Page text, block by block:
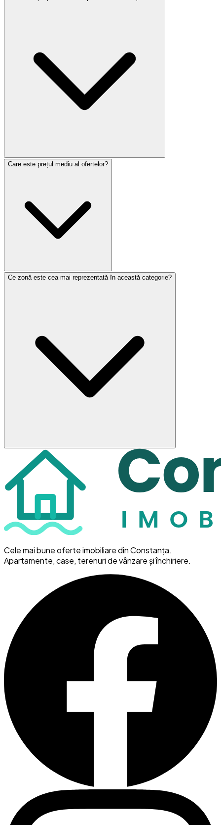
Care este prețul mediu al ofertelor?
Ce zonă este cea mai reprezentată în această categorie?
Cele mai bune oferte imobiliare din Constanța.
Apartamente, case, terenuri de vânzare și închiriere.